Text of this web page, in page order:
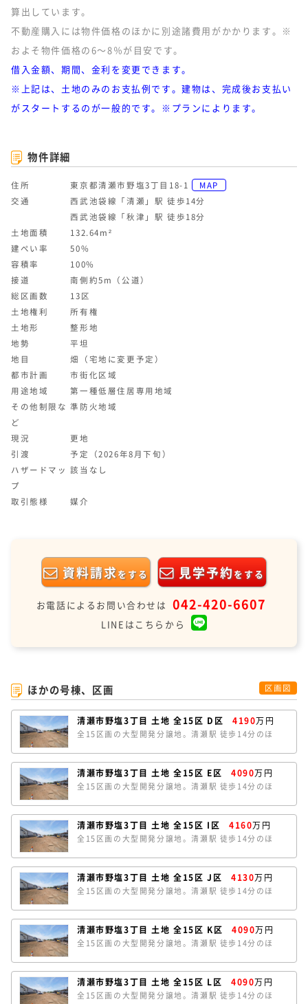
算出しています。
不動産購入には物件価格のほかに別途諸費用がかかります。※
およそ物件価格の6～8％が目安です。
借入金額、期間、金利を変更できます。
※上記は、土地のみのお支払例です。建物は、完成後お支払い
がスタートするのが一般的です。※プランによります。
物件詳細
住所 東京都清瀬市野塩3丁目18-1
MAP
交通
西武池袋線「清瀬」駅 徒歩14分
西武池袋線「秋津」駅 徒歩18分
土地面積
132.64m²
建ぺい率
50%
容積率
100%
接道
南側約5m（公道）
総区画数
13区
土地権利
所有権
土地形
整形地
地勢
平坦
地目
畑（宅地に変更予定）
都市計画
市街化区域
用途地域
第一種低層住居専用地域
その他制限な
ど
準防火地域
現況
更地
引渡
予定（2026年8月下旬）
ハザードマッ
プ
該当なし
取引態様 媒介
資料請求をする 見学予約をする
お電話によるお問い合わせは 042-420-6607
LINEはこちらから
ほかの号棟、区画 区画図
清瀬市野塩3丁目 土地 全15区 D区 4190万円
全15区画の大型開発分譲地。清瀬駅 徒歩14分のほ
どの区画が南道路で陽当たり良好です。A区は、約
40.0坪のゆとりある敷地。南北の両面道路で開放感が
あります。条件なしの売地のため、お好きなハウスメ
ーカーで建築していただけます。
清瀬市野塩3丁目 土地 全15区 E区 4090万円
全15区画の大型開発分譲地。清瀬駅 徒歩14分のほ
どの区画が南道路で陽当たり良好です。E区は、約
39.0坪のゆとりある敷地。南北の両面道路で開放感が
あります。条件なしの売地のため、お好きなハウスメ
ーカーで建築していただけます。
清瀬市野塩3丁目 土地 全15区 I区 4160万円
全15区画の大型開発分譲地。清瀬駅 徒歩14分のほ
どの区画が南道路で陽当たり良好です。I区は、約
39.7坪のゆとりある敷地。南北の両面道路で開放感が
あります。条件なしの売地のため、お好きなハウスメ
ーカーで建築していただけます。
清瀬市野塩3丁目 土地 全15区 J区 4130万円
全15区画の大型開発分譲地。清瀬駅 徒歩14分のほ
どの区画が南道路で陽当たり良好です。I区は、約
39.3坪のゆとりある敷地。南北の両面道路で開放感が
あります。条件なしの売地のため、お好きなハウスメ
ーカーで建築していただけます。
清瀬市野塩3丁目 土地 全15区 K区 4090万円
全15区画の大型開発分譲地。清瀬駅 徒歩14分のほ
どの区画が南道路で陽当たり良好です。K区は、約
39.0坪のゆとりある敷地。南北の両面道路で開放感が
あります。条件なしの売地のため、お好きなハウスメ
ーカーで建築していただけます。
清瀬市野塩3丁目 土地 全15区 L区 4090万円
全15区画の大型開発分譲地。清瀬駅 徒歩14分のほ